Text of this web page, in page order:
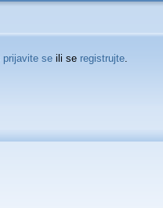
prijavite se ili se registrujte.